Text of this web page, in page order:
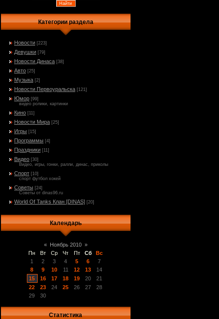
Категории раздела
Новости [223]
Девушки [79]
Новости Динаса [38]
Авто [25]
Музыка [2]
Новости Первоуральска [121]
Юмор [99]
видео ролики, картинки
Кино [11]
Новости Мира [25]
Игры [15]
Программы [4]
Праздники [11]
Видео [30]
Видео, игры, гонки, ралли, динас, приколы
Спорт [10]
спорт футбол хокей
Советы [24]
Советы от dinas96.ru
World Of Tanks Клан [DINAS] [20]
Календарь
« Ноябрь 2010 »
Пн
Вт Ср Чт Пт Сб
Вс
1
2 3 4 5 6
7
8
9 10 11 12 13
14
15
16 17 18 19 20
21
22
23 24 25 26 27
28
29
30
Статистика